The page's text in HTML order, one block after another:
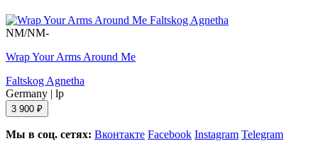
NM/NM-
Wrap Your Arms Around Me
Faltskog Agnetha
Germany | lp
3 900 ₽
Мы в соц. сетях: Вконтакте Facebook Instagram Telegram